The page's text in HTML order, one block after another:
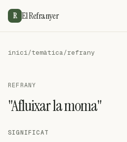
R El Refranyer
inici/temàtica/refrany
REFRANY
"Afluixar la moma"
SIGNIFICAT